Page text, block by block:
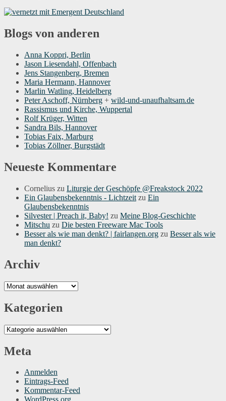
Blogs von anderen
Anna Koppri, Berlin
Jason Liesendahl, Offenbach
Jens Stangenberg, Bremen
Maria Hermann, Hannover
Marlin Watling, Heidelberg
Peter Aschoff, Nürnberg + wild-und-unaufhaltsam.de
Rassismus und Kirche, Wuppertal
Rolf Krüger, Witten
Sandra Bils, Hannover
Tobias Faix, Marburg
Tobias Zöllner, Burgstädt
Neueste Kommentare
Cornelius zu Liturgie der Geschöpfe @Freakstock 2022
Ein Glaubensbekenntnis - Lichtzeit zu Ein
Glaubensbekenntnis
Silvester | Preach it, Baby! zu Meine Blog-Geschichte
Mitschu zu Die besten Freeware Mac Tools
Besser als wie man denkt? | fairlangen.org zu Besser als wie
man denkt?
Archiv
Archiv
Kategorien
Kategorien
Meta
Anmelden
Eintrags-Feed
Kommentar-Feed